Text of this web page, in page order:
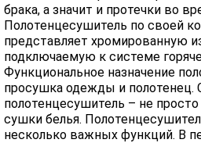
брака, а значит и протечки во
Полотенцесушитель по своей
представляет хромированную
подключаемую к системе
Функциональное назначение
просушка одежды и полотенец.
полотенцесушитель – не просто
сушки белья.
несколько важных функций. В